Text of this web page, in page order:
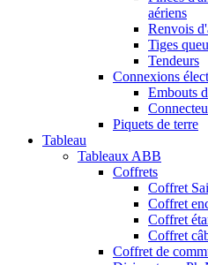
aériens
Renvois
Tiges
Tendeurs
Connexions
Embouts
Piquets de terre
Tableau
Tableaux ABB
Coffrets
Coffret
Coffret
Coffret
Coffret
Coffret de